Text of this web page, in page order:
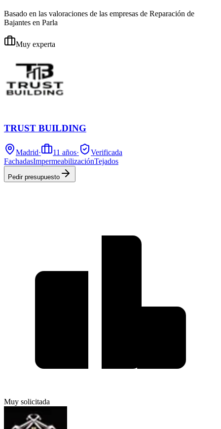
Basado en las valoraciones de las empresas de Reparación de
Bajantes en Parla
Muy experta
TRUST BUILDING
Madrid· 11 años·
Verificada
FachadasImpermeabilizaciónTejados
Pedir presupuesto
Muy solicitada